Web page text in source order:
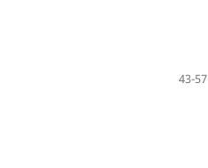
43-57